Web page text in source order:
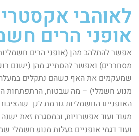
לאוהבי
אופני הרים
אפשר להתלהב מהן (אופני הרים
מסחררים) ואפשר להסתייג מהן (ישנם
שמעקמים את האף כשהם נתקלים במעלה
מנוע חשמלי) – מה שבטוח, ההתפתחות
האופניים החשמליות גורמת לכך
מעוד ועוד אפשרויות, ובמסגרת זאת
ועוד דגמי אופניים בעלות מנוע חשמלי